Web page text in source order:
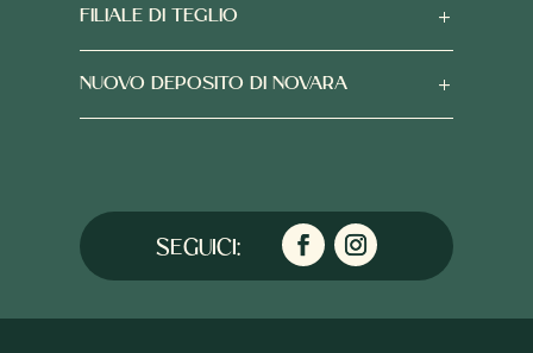
FILIALE DI TEGLIO
NUOVO DEPOSITO DI NOVARA